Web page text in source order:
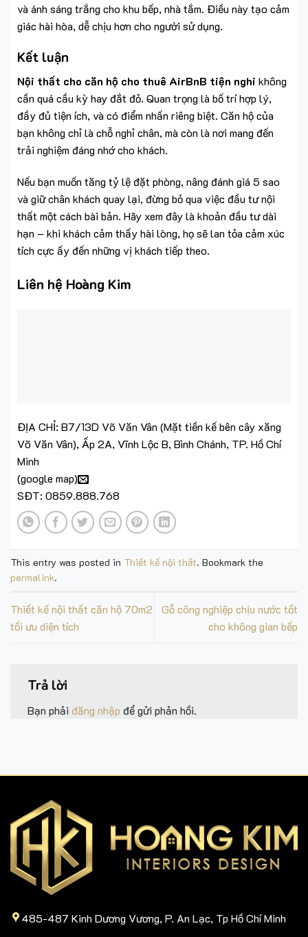
và ánh sáng trắng cho khu bếp, nhà tắm. Điều này tạo cảm
giác hài hòa, dễ chịu hơn cho người sử dụng.
Kết luận
Nội thất cho căn hộ cho thuê AirBnB tiện nghi không
cần quá cầu kỳ hay đắt đỏ. Quan trọng là bố trí hợp lý,
đầy đủ tiện ích, và có điểm nhấn riêng biệt. Căn hộ của
bạn không chỉ là chỗ nghỉ chân, mà còn là nơi mang đến
trải nghiệm đáng nhớ cho khách.
Nếu bạn muốn tăng tỷ lệ đặt phòng, nâng đánh giá 5 sao
và giữ chân khách quay lại, đừng bỏ qua việc đầu tư nội
thất một cách bài bản. Hãy xem đây là khoản đầu tư dài
hạn – khi khách cảm thấy hài lòng, họ sẽ lan tỏa cảm xúc
tích cực ấy đến những vị khách tiếp theo.
Liên hệ Hoàng Kim
ĐỊA CHỈ: B7/13D Võ Văn Vân (Mặt tiền kế bên cây xăng
Võ Văn Vân), Ấp 2A, Vĩnh Lộc B, Bình Chánh, TP. Hồ Chí
Minh
(google map)
SĐT: 0859.888.768
This entry was posted in Thiết kế nội thất. Bookmark the
permalink.
Thiết kế nội thất căn hộ 70m2
tối ưu diện tích
Gỗ công nghiệp chịu nước tốt
cho không gian bếp
Trả lời
Bạn phải đăng nhập để gửi phản hồi.
485-487 Kinh Dương Vương, P. An Lạc, Tp Hồ Chí Minh